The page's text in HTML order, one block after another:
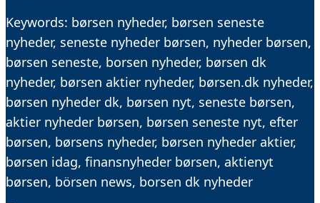
Keywords: børsen nyheder, børsen seneste
nyheder, seneste nyheder børsen, nyheder børsen,
børsen seneste, borsen nyheder, børsen dk
nyheder, børsen aktier nyheder, børsen.dk nyheder,
børsen nyheder dk, børsen nyt, seneste børsen,
aktier nyheder børsen, børsen seneste nyt, efter
børsen, børsens nyheder, børsen nyheder aktier,
børsen idag, finansnyheder børsen, aktienyt
børsen, börsen news, borsen dk nyheder